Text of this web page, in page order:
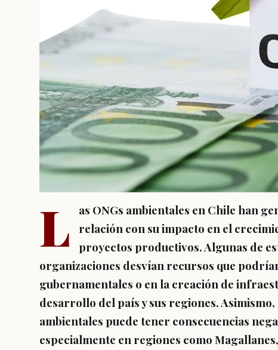
L
as ONGs ambientales en Chile han
relación con su impacto en el
proyectos productivos. Algunas de
organizaciones desvían recursos que
gubernamentales o en la creación de
desarrollo del país y sus regiones. Asimismo,
ambientales puede tener consecuencias
especialmente en regiones como